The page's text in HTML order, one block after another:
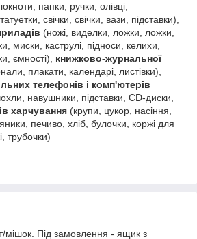
папки, ручки, олівці,
свічки, свічки, вази, підставки),
(ножі, виделки, ложки, ложки,
миски, каструлі, підноси, келихи,
ємності), книжково-журнальної
плакати, календарі, листівки),
телефонів і комп'ютерів
навушники, підставки, CD-диски,
харчування (крупи, цукор, насіння,
печиво, хліб, булочки, коржі для
трубочки)
мішок. Під замовлення - ящик з